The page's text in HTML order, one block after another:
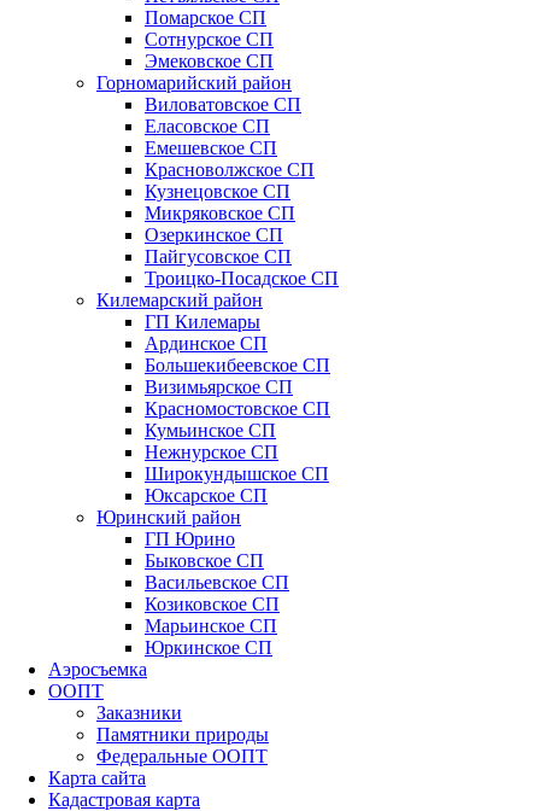
Помарское СП
Сотнурское СП
Эмековское СП
Горномарийский район
Виловатовское СП
Еласовское СП
Емешевское СП
Красноволжское СП
Кузнецовское СП
Микряковское СП
Озеркинское СП
Пайгусовское СП
Троицко-Посадское СП
Килемарский район
ГП Килемары
Ардинское СП
Большекибеевское СП
Визимьярское СП
Красномостовское СП
Кумьинское СП
Нежнурское СП
Широкундышское СП
Юксарское СП
Юринский район
ГП Юрино
Быковское СП
Васильевское СП
Козиковское СП
Марьинское СП
Юркинское СП
Аэросъемка
ООПТ
Заказники
Памятники природы
Федеральные ООПТ
Карта сайта
Кадастровая карта